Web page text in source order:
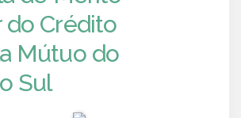
do Crédito
Mútuo do
Sul